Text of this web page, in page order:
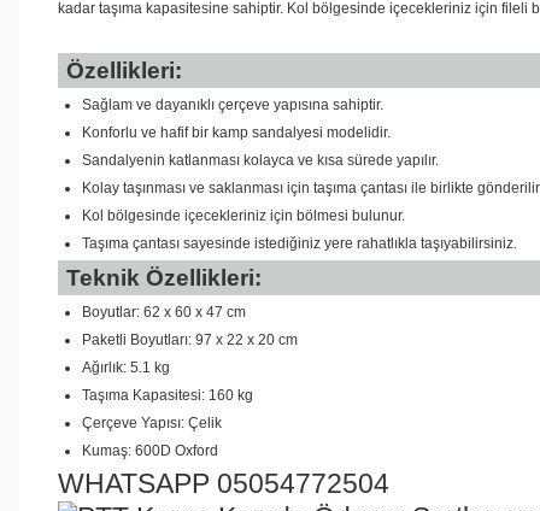
kadar taşıma kapasitesine sahiptir. Kol bölgesinde içecekleriniz için fileli
Özellikleri:
Sağlam ve dayanıklı çerçeve yapısına sahiptir.
Konforlu ve hafif bir kamp sandalyesi modelidir.
Sandalyenin katlanması kolayca ve kısa sürede yapılır.
Kolay taşınması ve saklanması için taşıma çantası ile birlikte
Kol bölgesinde içecekleriniz için bölmesi bulunur.
Taşıma çantası sayesinde istediğiniz yere rahatlıkla taşıyabilirsiniz.
Teknik Özellikleri:
Boyutlar: 62 x 60 x 47 cm
Paketli Boyutları: 97 x 22 x 20 cm
Ağırlık: 5.1 kg
Taşıma Kapasitesi: 160 kg
Çerçeve Yapısı: Çelik
Kumaş: 600D Oxford
WHATSAPP 05054772504